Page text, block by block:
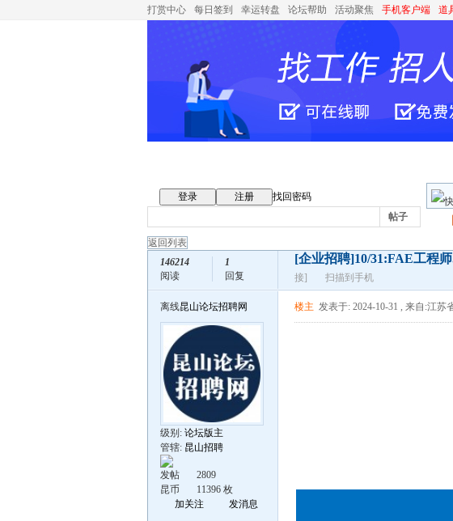
打赏中心 每日签到 幸运转盘 论坛帮助 活动聚焦 手机客户端 道
登录 注册
找回密码
帖子
返回列表
146214
阅读
1
回复
[企业招聘]10/31:FAE工程
接]
扫描到手机
离线昆山论坛招聘网
级别: 论坛版主
管辖: 昆山招聘
发帖
2809
昆币
11396 枚
加关注
发消息
楼主 发表于: 2024-10-31 , 来自:江苏